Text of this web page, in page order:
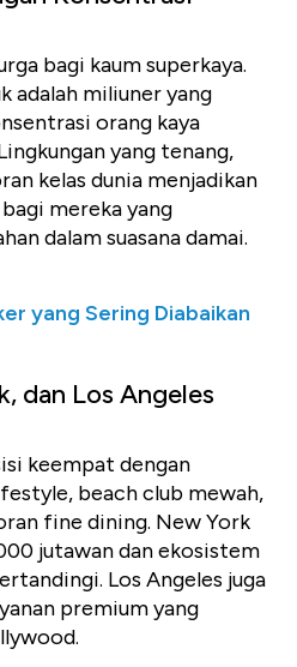
bagi kaum superkaya.
adalah miliuner yang
orang kaya
yang tenang,
kelas dunia menjadikan
mereka yang
dalam suasana damai.
yang Sering Diabaikan
dan Los Angeles
keempat dengan
beach club mewah,
fine dining. New York
jutawan dan ekosistem
Los Angeles juga
premium yang